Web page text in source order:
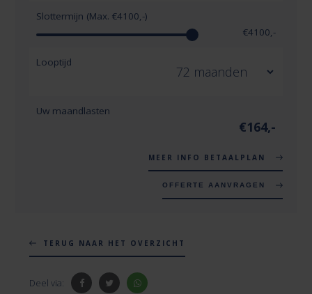
Slottermijn (Max. €4100 ,-)
€4100 ,-
Looptijd
Uw maandlasten
€164,-
MEER INFO BETAALPLAN
OFFERTE AANVRAGEN
TERUG NAAR HET OVERZICHT
Deel via: